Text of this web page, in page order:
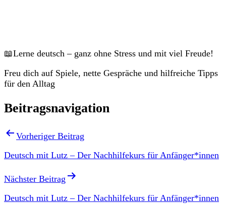
📖Lerne deutsch – ganz ohne Stress und mit viel Freude!
Freu dich auf Spiele, nette Gespräche und hilfreiche Tipps
für den Alltag
Beitragsnavigation
Vorheriger Beitrag
Deutsch mit Lutz – Der Nachhilfekurs für Anfänger*innen
Nächster Beitrag
Deutsch mit Lutz – Der Nachhilfekurs für Anfänger*innen